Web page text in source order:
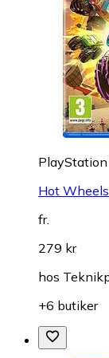
Hot
fr.
279 kr
hos
+6 butiker